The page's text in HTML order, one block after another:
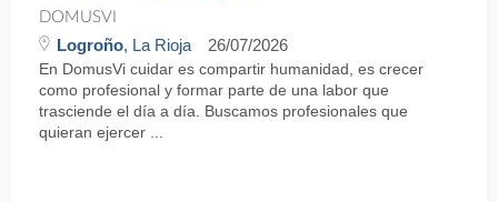
DOMUSVI
Logroño, La Rioja 26/07/2026
En DomusVi cuidar es compartir humanidad, es crecer
como profesional y formar parte de una labor que
trasciende el día a día. Buscamos profesionales que
quieran ejercer ...